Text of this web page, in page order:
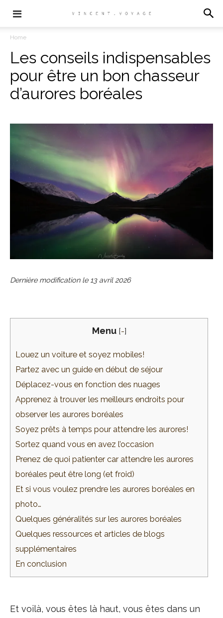
Home
Les conseils indispensables
pour être un bon chasseur
d’aurores boréales
Dernière modification le 13 avril 2026
Menu [-]
Louez un voiture et soyez mobiles!
Partez avec un guide en début de séjour
Déplacez-vous en fonction des nuages
Apprenez à trouver les meilleurs endroits pour
observer les aurores boréales
Soyez prêts à temps pour attendre les aurores!
Sortez quand vous en avez l’occasion
Prenez de quoi patienter car attendre les aurores
boréales peut être long (et froid)
Et si vous voulez prendre les aurores boréales en
photo…
Quelques généralités sur les aurores boréales
Quelques ressources et articles de blogs
supplémentaires
En conclusion
Et voilà, vous êtes là haut, vous êtes dans un